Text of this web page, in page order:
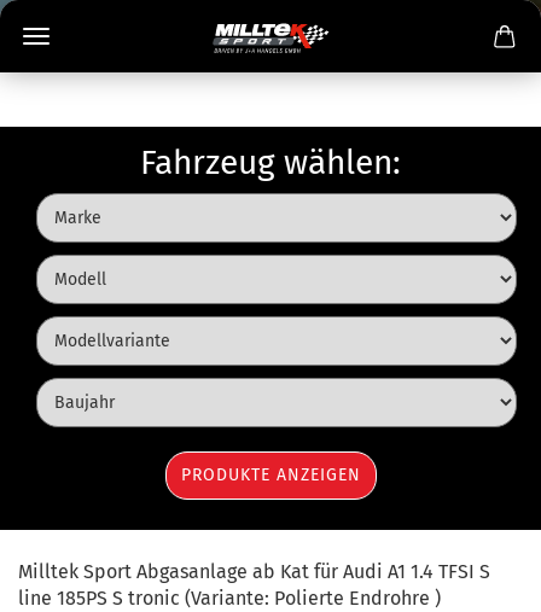
Fahrzeug wählen:
Milltek Sport Abgasanlage ab Kat für Audi A1 1.4 TFSI S
line 185PS S tronic (Variante: Polierte Endrohre )